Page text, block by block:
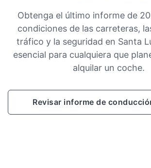
Obtenga el último informe de
condiciones de las carreteras,
tráfico y la seguridad en Santa
esencial para cualquiera que
alquilar un coche.
Revisar informe de